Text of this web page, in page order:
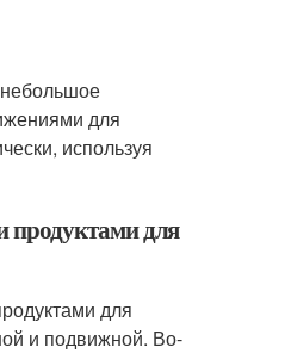
для
используя
продуктами для
для
и подвижной. Во-